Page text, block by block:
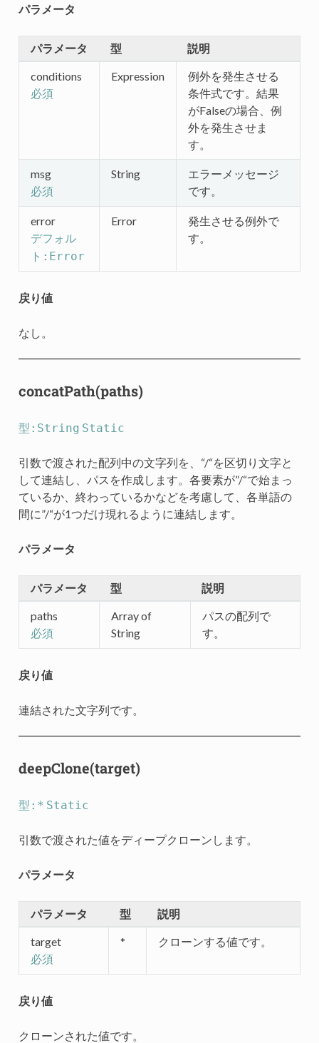
パラメータ
パラメータ 型 説明
conditions
必須
Expression
例外を発生させる
条件式です。結果
がFalseの場合、例
外を発生させま
す。
msg
必須
String
エラーメッセージ
です。
error
デフォル
ト:Error
Error
発生させる例外で
す。
戻り値
なし。
concatPath(paths)
型:String Static
引数で渡された配列中の文字列を、“/“を区切り文字と
して連結し、パスを作成します。各要素が”/“で始まっ
ているか、終わっているかなどを考慮して、各単語の
間に”/“が1つだけ現れるように連結します。
パラメータ
パラメータ 型 説明
paths
必須
Array of
String
パスの配列で
す。
戻り値
連結された文字列です。
deepClone(target)
型:* Static
引数で渡された値をディープクローンします。
パラメータ
パラメータ 型 説明
target
必須
* クローンする値です。
戻り値
クローンされた値です。